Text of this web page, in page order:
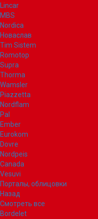
Lincar
MBS
Nordica
Новаслав
Tim Sistem
Romotop
Supra
Thorma
Wamsler
Piazzetta
Nordflam
Pal
Ember
Eurokom
Dovre
Nordpeis
Canada
Vesuvi
Порталы, облицовки
Назад
Смотреть все
Bordelet